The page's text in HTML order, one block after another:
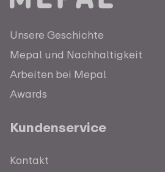
Unsere Geschichte
Mepal und Nachhaltigkeit
Arbeiten bei Mepal
Awards
Kundenservice
Kontakt